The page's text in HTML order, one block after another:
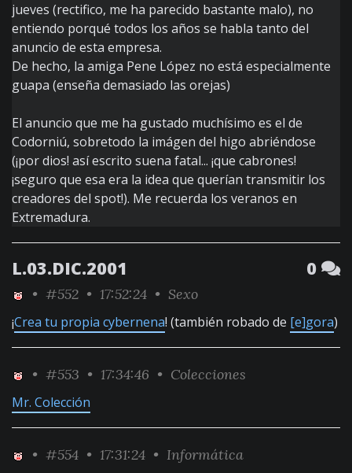
jueves (rectifico, me ha parecido bastante malo), no
entiendo porqué todos los años se habla tanto del
anuncio de esta empresa.
De hecho, la amiga Pene López no está especialmente
guapa (enseña demasiado las orejas)
El anuncio que me ha gustado muchísimo es el de
Codorniú, sobretodo la imágen del higo abriéndose
(¡por dios! así escrito suena fatal... ¡que cabrones!
¡seguro que esa era la idea que querían transmitir los
creadores del spot!). Me recuerda los veranos en
Extremadura.
L.03.DIC.2001 0
• #552 • 17:52:24 • Sexo
¡Crea tu propia cybernena! (también robado de [e]gora)
• #553 • 17:34:46 • Colecciones
Mr. Colección
• #554 • 17:31:24 • Informática